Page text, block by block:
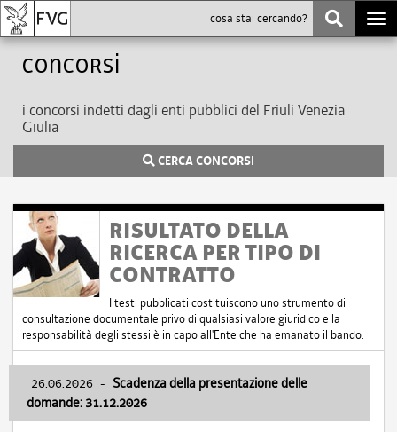
Concorsi
i concorsi indetti dagli enti pubblici del Friuli Venezia
Giulia
CERCA CONCORSI
RISULTATO DELLA
RICERCA PER TIPO DI
CONTRATTO
I testi pubblicati costituiscono uno strumento di
consultazione documentale privo di qualsiasi valore giuridico e la
responsabilità degli stessi è in capo all'Ente che ha emanato il bando.
26.06.2026 - Scadenza della presentazione delle
domande: 31.12.2026